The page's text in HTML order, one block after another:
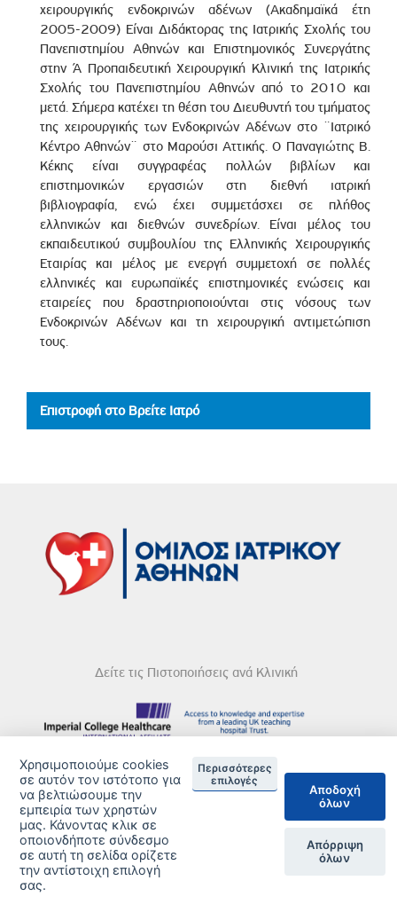
χειρουργικής ενδοκρινών αδένων (Ακαδημαϊκά έτη
2005-2009) Είναι Διδάκτορας της Ιατρικής Σχολής του
Πανεπιστημίου Αθηνών και Επιστημονικός Συνεργάτης
στην Ά Προπαιδευτική Χειρουργική Κλινική της Ιατρικής
Σχολής του Πανεπιστημίου Αθηνών από το 2010 και
μετά. Σήμερα κατέχει τη θέση του Διευθυντή του τμήματος
της χειρουργικής των Ενδοκρινών Αδένων στο ¨Ιατρικό
Κέντρο Αθηνών¨ στο Μαρούσι Αττικής. Ο Παναγιώτης Β.
Κέκης είναι συγγραφέας πολλών βιβλίων και
επιστημονικών εργασιών στη διεθνή ιατρική
βιβλιογραφία, ενώ έχει συμμετάσχει σε πλήθος
ελληνικών και διεθνών συνεδρίων. Είναι μέλος του
εκπαιδευτικού συμβουλίου της Ελληνικής Χειρουργικής
Εταιρίας και μέλος με ενεργή συμμετοχή σε πολλές
ελληνικές και ευρωπαϊκές επιστημονικές ενώσεις και
εταιρείες που δραστηριοποιούνται στις νόσους των
Ενδοκρινών Αδένων και τη χειρουργική αντιμετώπιση
τους.
Επιστροφή στο Βρείτε Ιατρό
Δείτε τις Πιστοποιήσεις ανά Κλινική
DISCLAIMER
© 2026 Copyright © Iatriko.gr | Powered by Aboutnet
Χρησιμοποιούμε cookies
σε αυτόν τον ιστότοπο για
να βελτιώσουμε την
εμπειρία των χρηστών
μας. Κάνοντας κλικ σε
οποιονδήποτε σύνδεσμο
σε αυτή τη σελίδα ορίζετε
την αντίστοιχη επιλογή
σας.
Περισσότερες
επιλογές
Αποδοχή
όλων
Απόρριψη
όλων